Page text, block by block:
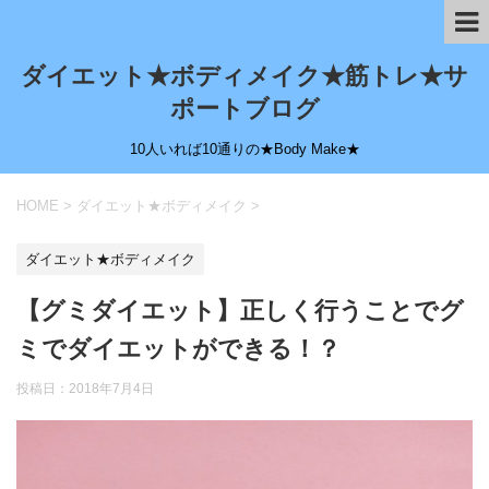
ダイエット★ボディメイク★筋トレ★サ
ポートブログ
10人いれば10通りの★Body Make★
HOME > ダイエット★ボディメイク >
ダイエット★ボディメイク
【グミダイエット】正しく行うことでグ
ミでダイエットができる！？
投稿日： 2018年7月4日